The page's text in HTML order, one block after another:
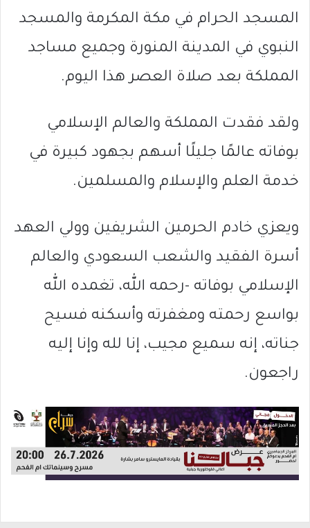
المسجد الحرام في مكة المكرمة والمسجد
النبوي في المدينة المنورة وجميع مساجد
المملكة بعد صلاة العصر هذا اليوم.
ولقد فقدت المملكة والعالم الإسلامي
بوفاته عالمًا جليلًا أسهم بجهود كبيرة في
خدمة العلم والإسلام والمسلمين.
ويعزي خادم الحرمين الشريفين وولي العهد
أسرة الفقيد والشعب السعودي والعالم
الإسلامي بوفاته -رحمه الله، تغمده الله
بواسع رحمته ومغفرته وأسكنه فسيح
جناته، إنه سميع مجيب، إنا لله وإنا إليه
راجعون.